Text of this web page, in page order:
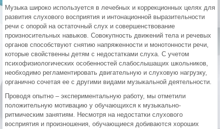
Музыка широко используется в лечебных и коррекционных целях для
развития слухового восприятия и интонационной выразительности
речи с опорой на остаточный слух и совершенствование
произносительных навыков. Совокупность движений тела и речевых
органов способствуют снятию напряженности и монотонности речи,
которые свойственны детям с недостатками слуха. С учетом
психофизиологических особенностей слабослышащих школьников,
необходимо регламентировать двигательную и слуховую нагрузку,
органично сочетая ее с другими видами музыкальной деятельности.
Проводя опытно – экспериментальную работу, мы отметили
положительную мотивацию у обучающихся к музыкально-
ритмическим занятиям. Несмотря на недостатки слухового
восприятия и произношения, обучающиеся добиваются хороших